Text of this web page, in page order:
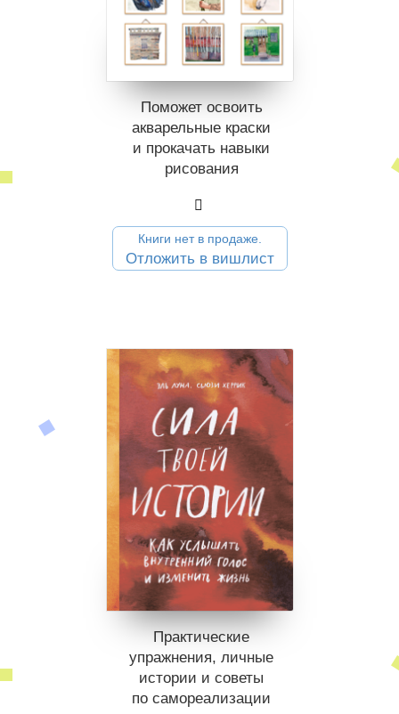
Поможет освоить
акварельные краски
и прокачать навыки
рисования
Книги нет в продаже.
Отложить в вишлист
Практические
упражнения, личные
истории и советы
по само­реализации